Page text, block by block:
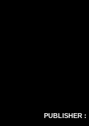
PUBLISHER :